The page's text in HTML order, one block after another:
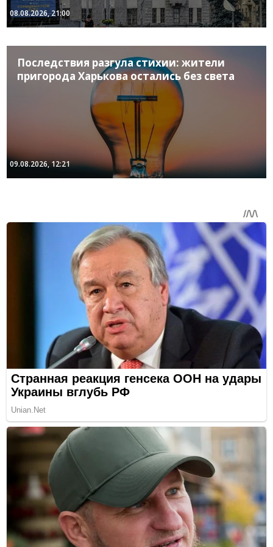
08.08.2026, 21:00
Последствия разгула стихии: жители
пригорода Харькова остались без света
09.08.2026, 12:21